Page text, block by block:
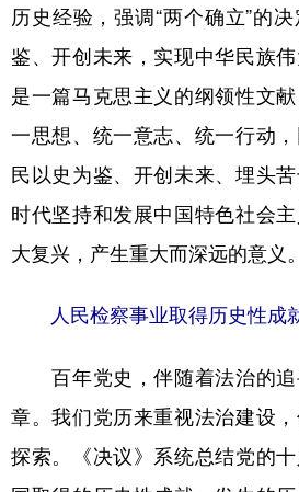
城市 旅游
彩票 娱乐
文化产业
地方频道
浙江 安徽
山东 河南
历史经验，强调“两个确立”的
鉴、开创未来，实现中华民族
是一篇马克思主义的纲领性文
一思想、统一意志、统一行动
民以史为鉴、开创未来、埋头
时代坚持和发展中国特色社会
大复兴，产生重大而深远的意义。
人民检察事业取得历史性成
百年党史，伴随着法治的追
章。我们党历来重视法治建设
探索。《决议》系统总结党的